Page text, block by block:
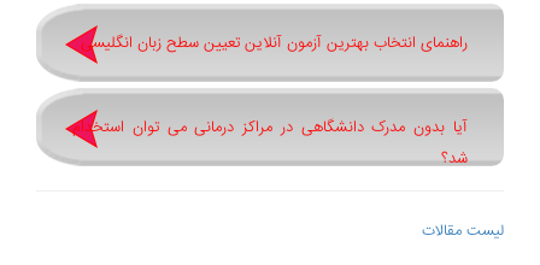
راهنمای انتخاب بهترین آزمون آنلاین تعیین سطح زبان انگلیسی
آیا بدون مدرک دانشگاهی در مراکز درمانی می توان استخدام
شد؟
لیست مقالات